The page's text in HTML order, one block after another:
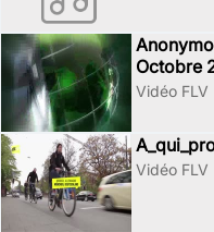
Octobre
Vidéo FLV
Vidéo FLV